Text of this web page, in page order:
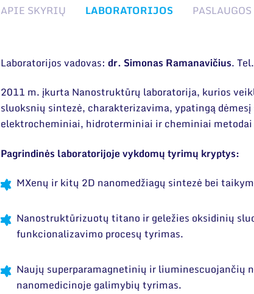
APIE SKYRIŲ LABORATORIJOS PASLAUGOS
Laboratorijos vadovas: dr. Simonas Ramanavičius.
2011 m. įkurta Nanostruktūrų laboratorija, kurios
sluoksnių sintezė, charakterizavima, ypatingą
elektrocheminiai, hidroterminiai ir cheminiai
Pagrindinės laboratorijoje vykdomų tyrimų kryptys:
MXenų ir kitų 2D nanomedžiagų sintezė bei
Nanostruktūrizuotų titano ir geležies oksidinių
funkcionalizavimo procesų tyrimas.
Naujų superparamagnetinių ir liuminescuojančių
nanomedicinoje galimybių tyrimas.